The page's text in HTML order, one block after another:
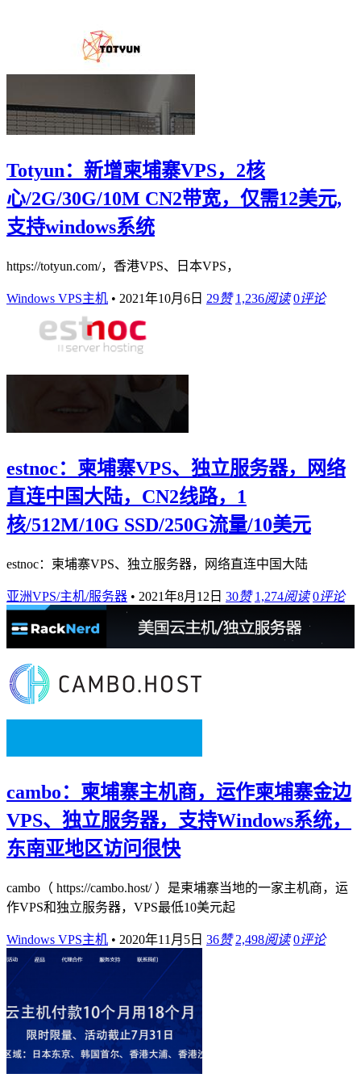
Totyun：新增柬埔寨VPS，2核
心/2G/30G/10M CN2带宽，仅需12美元,
支持windows系统
https://totyun.com/，香港VPS、日本VPS，
Windows VPS主机 • 2021年10月6日 29赞 1,236阅读 0评论
estnoc：柬埔寨VPS、独立服务器，网络
直连中国大陆，CN2线路，1
核/512M/10G SSD/250G流量/10美元
estnoc：柬埔寨VPS、独立服务器，网络直连中国大陆
亚洲VPS/主机/服务器 • 2021年8月12日 30赞 1,274阅读 0评论
cambo：柬埔寨主机商，运作柬埔寨金边
VPS、独立服务器，支持Windows系统，
东南亚地区访问很快
cambo（ https://cambo.host/ ）是柬埔寨当地的一家主机商，运
作VPS和独立服务器，VPS最低10美元起
Windows VPS主机 • 2020年11月5日 36赞 2,498阅读 0评论